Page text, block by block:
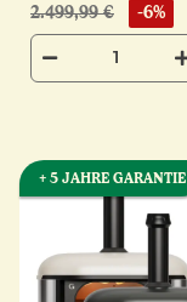
2.499,99 € -6%
+ 5 JAHRE GARANTIE